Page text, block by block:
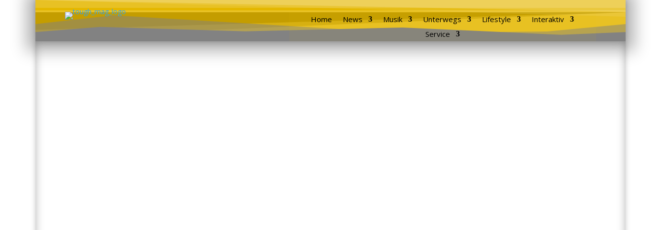
Home News Musik Unterwegs Lifestyle
Interaktiv
Service